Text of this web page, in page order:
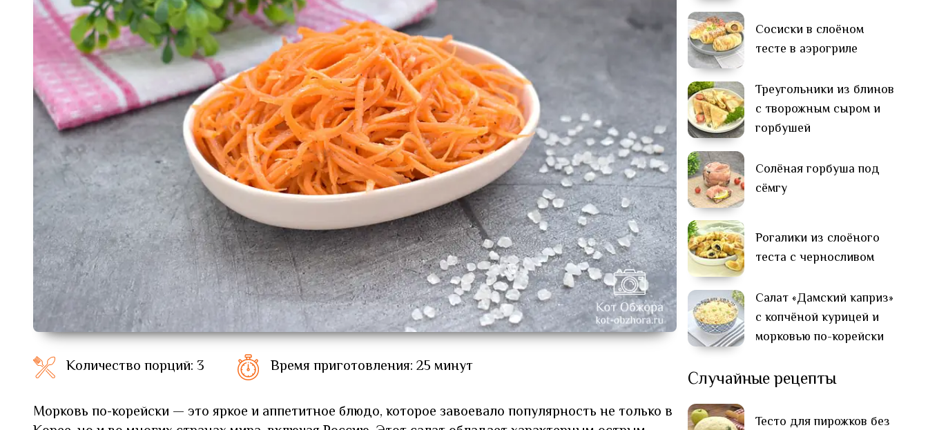
Количество порций: 3 Время приготовления: 25 минут
Морковь по-корейски — это яркое и аппетитное блюдо, которое завоевало популярность не только в
Сосиски в слоёном
тесте в аэрогриле
Треугольники из блинов
с творожным сыром и
горбушей
Солёная горбуша под
сёмгу
Рогалики из слоёного
теста с черносливом
Салат «Дамский каприз»
с копчёной курицей и
морковью по-корейски
Случайные рецепты
Тесто для пирожков без